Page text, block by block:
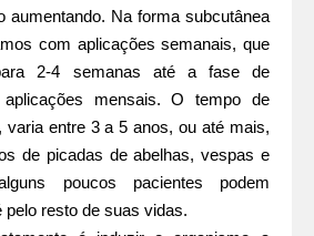
aumentando. Na forma subcutânea
com aplicações semanais, que
2-4 semanas até a fase de
aplicações mensais. O tempo de
varia entre 3 a 5 anos, ou até mais,
de picadas de abelhas, vespas e
poucos pacientes podem
pelo resto de suas vidas.